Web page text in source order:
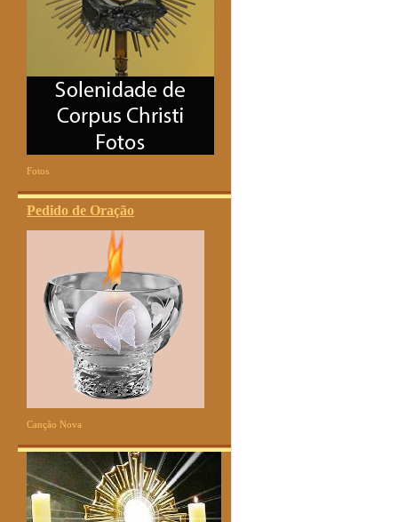
Fotos
Pedido de Oração
Canção Nova